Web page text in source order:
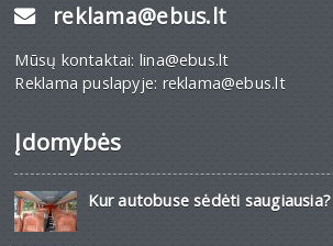
reklama@ebus.lt
Mūsų kontaktai: lina@ebus.lt
Reklama puslapyje: reklama@ebus.lt
Įdomybės
Kur autobuse sėdėti saugiausia?